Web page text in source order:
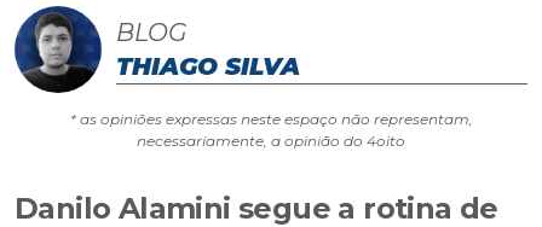
BLOG
THIAGO SILVA
* as opiniões expressas neste espaço não representam,
necessariamente, a opinião do 4oito
Danilo Alamini segue a rotina de